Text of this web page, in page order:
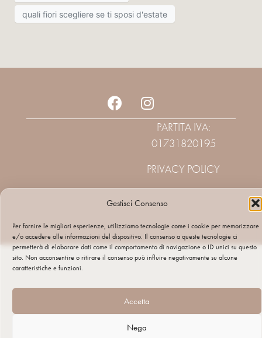
Gestisci Consenso
Per fornire le migliori esperienze, utilizziamo tecnologie come i cookie per memorizzare
e/o accedere alle informazioni del dispositivo. Il consenso a queste tecnologie ci
permetterà di elaborare dati come il comportamento di navigazione o ID unici su questo
sito. Non acconsentire o ritirare il consenso può influire negativamente su alcune
caratteristiche e funzioni.
Accetta
Nega
quali fiori scegliere se ti sposi d'estate
PARTITA IVA:
01731820195
PRIVACY POLICY